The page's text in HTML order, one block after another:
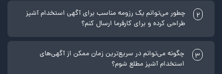
2
چطور می‌توانم یک رزومه مناسب برای آگهی استخدام آشپز
طراحی کرده و برای کارفرما ارسال کنم؟
3
چگونه می‌توانم در سریع‌ترین زمان ممکن از آگهی‌های
استخدام آشپز مطلع شوم؟